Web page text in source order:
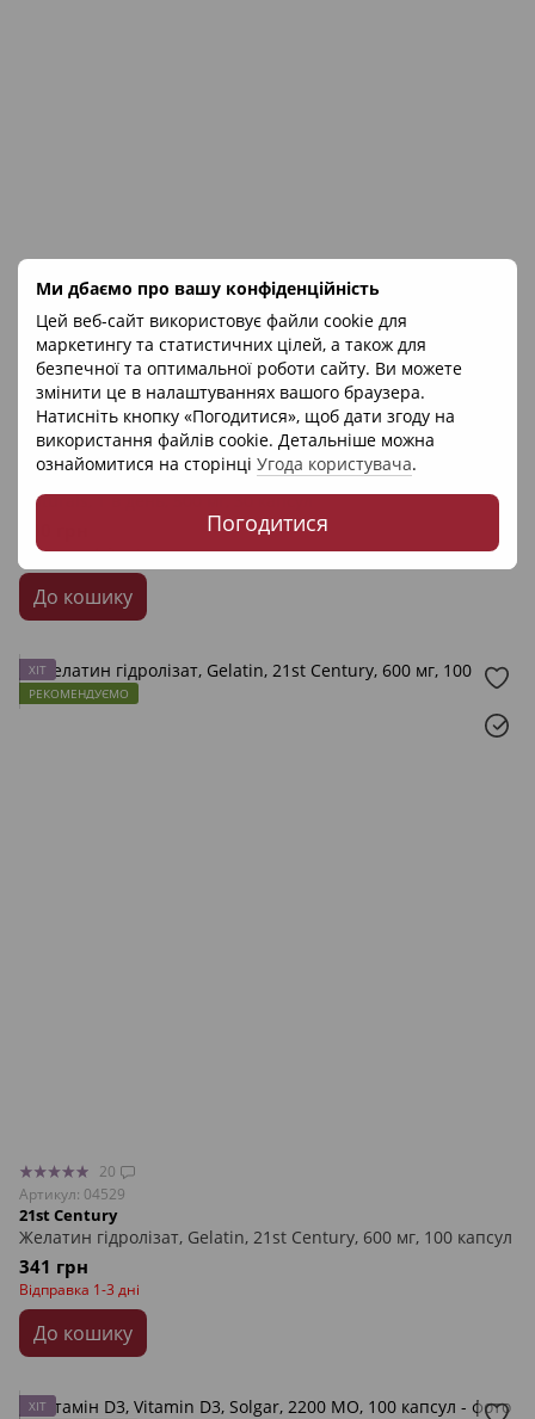
Ми дбаємо про вашу конфіденційність
Цей веб-сайт використовує файли cookie для
маркетингу та статистичних цілей, а також для
безпечної та оптимальної роботи сайту. Ви можете
змінити це в налаштуваннях вашого браузера.
Натисніть кнопку «Погодитися», щоб дати згоду на
використання файлів cookie. Детальніше можна
ознайомитися на сторінці Угода користувача.
Погодитися
20
Артикул: 14531
Nordic Naturals
Риб'ячий жир для дітей (ягоди), Daily Omega Kids, Nordic
Naturals, 1 в день, 500 мг, 30 капсул
Відправка 1-3 дні
До кошику
ХІТ
РЕКОМЕНДУЄМО
20
Артикул: 04529
21st Century
Желатин гідролізат, Gelatin, 21st Century, 600 мг, 100 капсул
341 грн
Відправка 1-3 дні
До кошику
ХІТ